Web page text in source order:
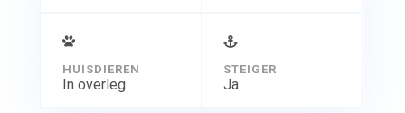
HUISDIEREN
In overleg
STEIGER
Ja